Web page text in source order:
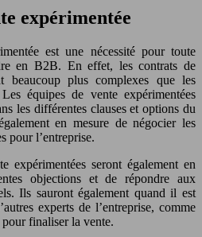
expérimentée
est une nécessité pour toute
en B2B. En effet, les contrats de
beaucoup plus complexes que les
équipes de vente expérimentées
les différentes clauses et options du
en mesure de négocier les
pour l’entreprise.
expérimentées seront également en
objections et de répondre aux
Ils sauront également quand il est
experts de l’entreprise, comme
finaliser la vente.